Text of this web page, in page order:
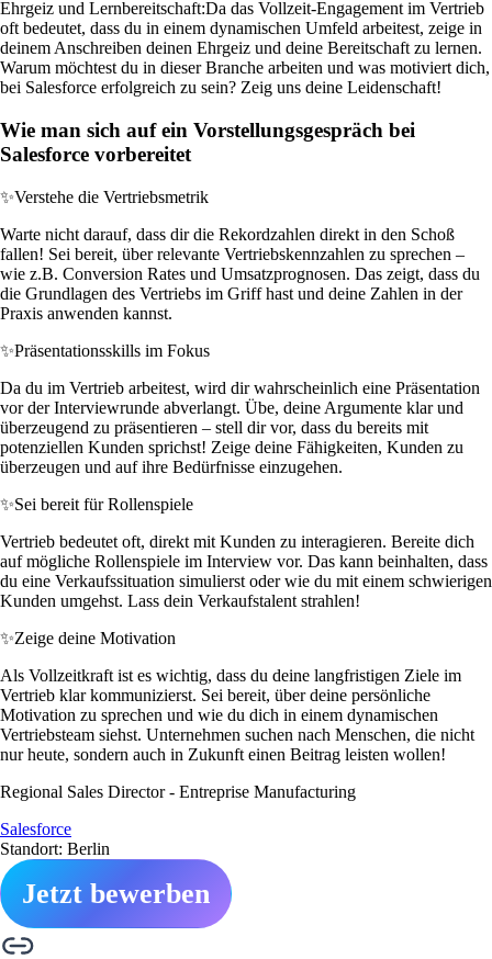
Ehrgeiz und Lernbereitschaft:Da das Vollzeit-Engagement im Vertrieb
oft bedeutet, dass du in einem dynamischen Umfeld arbeitest, zeige in
deinem Anschreiben deinen Ehrgeiz und deine Bereitschaft zu lernen.
Warum möchtest du in dieser Branche arbeiten und was motiviert dich,
bei Salesforce erfolgreich zu sein? Zeig uns deine Leidenschaft!
Wie man sich auf ein Vorstellungsgespräch bei
Salesforce vorbereitet
✨Verstehe die Vertriebsmetrik
Warte nicht darauf, dass dir die Rekordzahlen direkt in den Schoß
fallen! Sei bereit, über relevante Vertriebskennzahlen zu sprechen –
wie z.B. Conversion Rates und Umsatzprognosen. Das zeigt, dass du
die Grundlagen des Vertriebs im Griff hast und deine Zahlen in der
Praxis anwenden kannst.
✨Präsentationsskills im Fokus
Da du im Vertrieb arbeitest, wird dir wahrscheinlich eine Präsentation
vor der Interviewrunde abverlangt. Übe, deine Argumente klar und
überzeugend zu präsentieren – stell dir vor, dass du bereits mit
potenziellen Kunden sprichst! Zeige deine Fähigkeiten, Kunden zu
überzeugen und auf ihre Bedürfnisse einzugehen.
✨Sei bereit für Rollenspiele
Vertrieb bedeutet oft, direkt mit Kunden zu interagieren. Bereite dich
auf mögliche Rollenspiele im Interview vor. Das kann beinhalten, dass
du eine Verkaufssituation simulierst oder wie du mit einem schwierigen
Kunden umgehst. Lass dein Verkaufstalent strahlen!
✨Zeige deine Motivation
Als Vollzeitkraft ist es wichtig, dass du deine langfristigen Ziele im
Vertrieb klar kommunizierst. Sei bereit, über deine persönliche
Motivation zu sprechen und wie du dich in einem dynamischen
Vertriebsteam siehst. Unternehmen suchen nach Menschen, die nicht
nur heute, sondern auch in Zukunft einen Beitrag leisten wollen!
Regional Sales Director - Entreprise Manufacturing
Salesforce
Standort: Berlin
Jetzt bewerben